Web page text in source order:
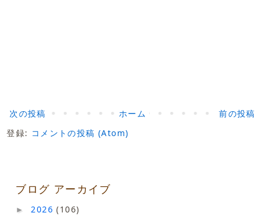
次の投稿 前の投稿
ホーム
登録: コメントの投稿 (Atom)
ブログ アーカイブ
►2026(106)